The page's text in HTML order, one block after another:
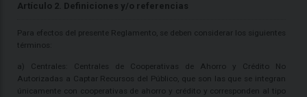
Artículo 2. Definiciones y/o referencias
Para efectos del presente Reglamento, se deben considerar los siguientes
términos:
a) Centrales: Centrales de Cooperativas de Ahorro y Crédito No
Autorizadas a Captar Recursos del Público, que son las que se integran
únicamente con cooperativas de ahorro y crédito y corresponden al tipo